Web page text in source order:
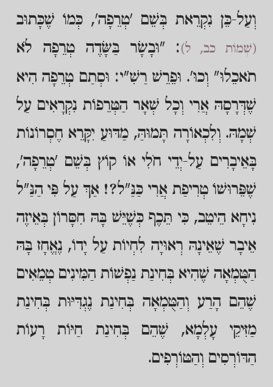
וְעַל-כֵּן נִקְרֵאת בְּשֵׁם 'טְרֵפָה', כְּמוֹ שֶׁכָּתוּב
(שְׁמוֹת כב, ל): "וּבָשָׂר בַּשָּׂדֶה טְרֵפָה לֹא
תֹאכֵלוּ" וְכוּ'. וּפֵרֵשׁ רַשִׁ"י: וּסְתַם טְרֵפָה הִיא
שֶׁדְּרָסָהּ אֲרִי וְכָל שְׁאָר הַטְּרֵפוֹת נִקְרָאִים עַל
שְׁמָהּ. וְלִכְאוֹרָה תָּמוּהַּ, מַדּוּעַ יִקָּרֵא חֶסְרוֹנוֹת
בָּאֵיבָרִים עַל-יְדֵי חֹלִי אוֹ קוֹץ בְּשֵׁם 'טְרֵפָה',
שֶׁפֵּרוּשׁוֹ טְרִיפַת אֲרִי כַּנַּ"ל?! אַךְ עַל פִּי הַנַּ"ל
נִיחָא הֵיטֵב, כִּי תֵּכֶף כְּשֶׁיֵּשׁ בָּהּ חִסָּרוֹן בְּאֵיזֶה
אֵיבָר שֶׁאֵינָהּ רְאוּיָה לִחְיוֹת עַל יָדוֹ, נֶאֱחָז בָּהּ
הַטֻּמְאָה שֶׁהִיא בְּחִינַת נַפְשׁוֹת הַמִּינִים טְמֵאִים
שֶׁהֵם הָרַע וְהַטֻּמְאָה בְּחִינַת נֶגְדִּיּוּת בְּחִינַת
מַזִּיקֵי עָלְמָא, שֶׁהֵם בְּחִינַת חַיּוֹת רָעוֹת
הַדּוֹרְסִים וְהַטּוֹרְפִים.